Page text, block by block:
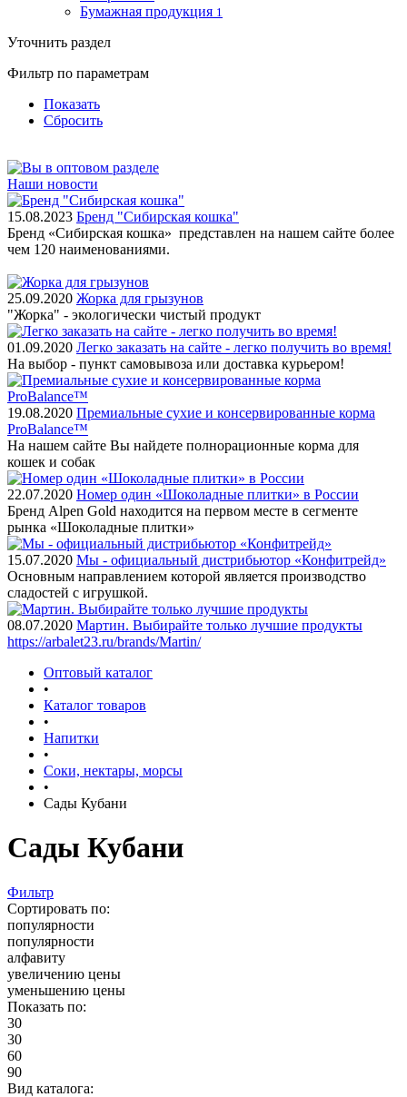
Бумажная продукция 1
Уточнить раздел
Фильтр по параметрам
Показать
Сбросить
Наши новости
15.08.2023 Бренд "Сибирская кошка"
Бренд «Сибирская кошка» представлен на нашем сайте более
чем 120 наименованиями.
25.09.2020 Жорка для грызунов
"Жорка" - экологически чистый продукт
01.09.2020 Легко заказать на сайте - легко получить во время!
На выбор - пункт самовывоза или доставка курьером!
19.08.2020 Премиальные сухие и консервированные корма
ProBalance™
На нашем сайте Вы найдете полнорационные корма для
кошек и собак
22.07.2020 Номер один «Шоколадные плитки» в России
Бренд Alpen Gold находится на первом месте в сегменте
рынка «Шоколадные плитки»
15.07.2020 Мы - официальный дистрибьютор «Конфитрейд»
Основным направлением которой является производство
сладостей с игрушкой.
08.07.2020 Мартин. Выбирайте только лучшие продукты
https://arbalet23.ru/brands/Martin/
Оптовый каталог
•
Каталог товаров
•
Напитки
•
Соки, нектары, морсы
•
Сады Кубани
Сады Кубани
Фильтр
Сортировать по:
популярности
популярности
алфавиту
увеличению цены
уменьшению цены
Показать по:
30
30
60
90
Вид каталога: